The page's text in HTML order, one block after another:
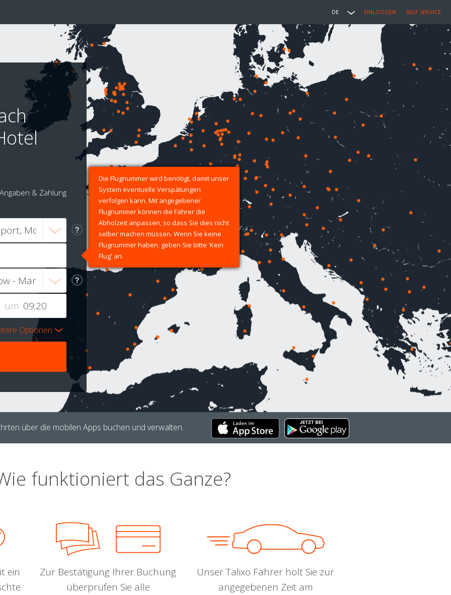
DE EINLOGGEN SELF SERVICE
& Zahlung
Die Flugnummer wird benötigt, damit unser
System eventuelle Verspätungen
verfolgen kann. Mit angegebener
Flugnummer können die Fahrer die
Abholzeit anpassen, so dass Sie dies nicht
selber machen müssen. Wenn Sie keine
Flugnummer haben, geben Sie bitte 'Kein
Flug' an.
um
Optionen
über die mobilen Apps buchen und verwalten.
funktioniert das Ganze?
ein
Zur Bestätigung Ihrer Buchung
überprüfen Sie alle
Unser Talixo Fahrer holt Sie zur
angegebenen Zeit am